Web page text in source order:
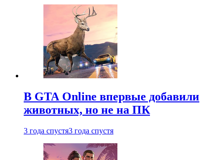
В GTA Online впервые добавили
животных, но не на ПК
3 года спустя3 года спустя